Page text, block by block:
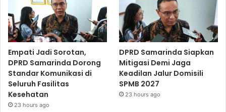
Empati Jadi Sorotan,
DPRD Samarinda Dorong
Standar Komunikasi di
Seluruh Fasilitas
Kesehatan
23 hours ago
DPRD Samarinda Siapkan
Mitigasi Demi Jaga
Keadilan Jalur Domisili
SPMB 2027
23 hours ago